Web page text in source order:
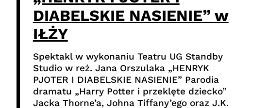
DIABELSKIE NASIENIE” w
IŁŻY
Spektakl w wykonaniu Teatru UG Standby
Studio w reż. Jana Orszulaka „HENRYK
PJOTER I DIABELSKIE NASIENIE” Parodia
dramatu „Harry Potter i przeklęte dziecko”
Jacka Thorne’a, Johna Tiffany’ego oraz J.K.